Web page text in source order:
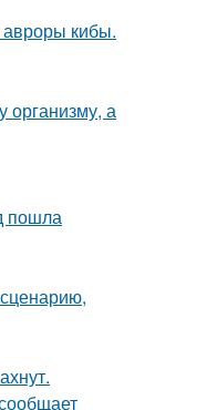
авроры кибы.
организму, а
пошла